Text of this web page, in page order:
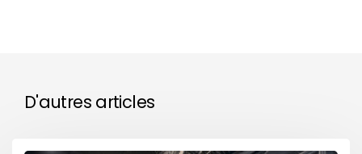
D'autres articles